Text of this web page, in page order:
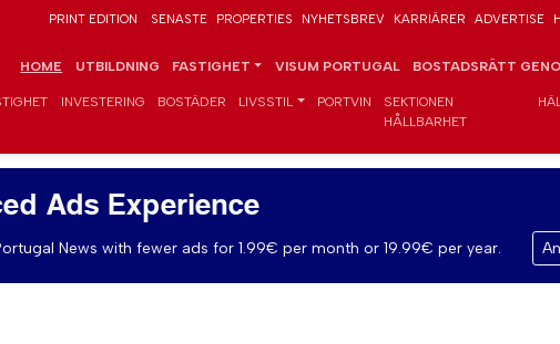
PRINT EDITION SENASTE PROPERTIES NYHETSBREV KARRIÄRER ADVERTISE
HOME UTBILDNING FASTIGHET VISUM PORTUGAL BOSTADSRÄTT
INVESTERING BOSTÄDER LIVSSTIL PORTVIN
SEKTIONEN
HÅLLBARHET
Ads Experience
News with fewer ads for 1.99€ per month or 19.99€ per year.